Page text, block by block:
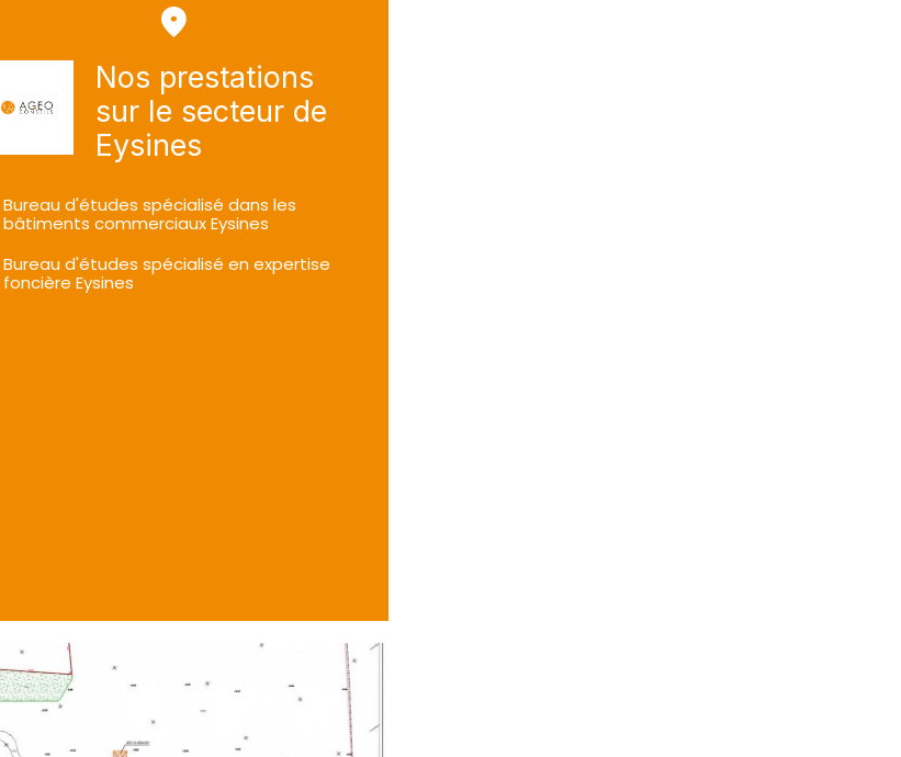
Nos prestations
sur le secteur de
Eysines
Bureau d'études spécialisé dans les
bâtiments commerciaux Eysines
Bureau d'études spécialisé en expertise
foncière Eysines